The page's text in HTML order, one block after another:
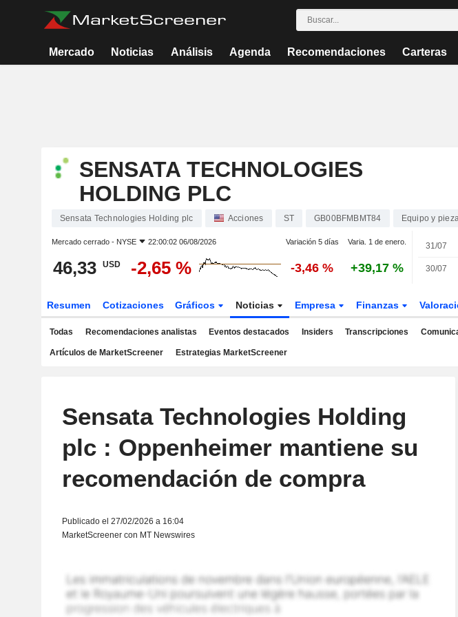
Mercado Noticias Análisis Agenda Recomendaciones Carteras
SENSATA TECHNOLOGIES
HOLDING PLC
Sensata Technologies Holding plc Acciones ST GB00BFMBMT84 Equipo y
Mercado cerrado - NYSE 22:00:02 06/08/2026 Variación 5 días Varia. 1 de enero.
46,33 USD -2,65 % -3,46 % +39,17 %
31/07
30/07
Resumen Cotizaciones Gráficos Noticias Empresa Finanzas
Todas Recomendaciones analistas Eventos destacados Insiders Transcripciones
Artículos de MarketScreener Estrategias MarketScreener
Sensata Technologies Holding
plc : Oppenheimer mantiene su
recomendación de compra
Publicado el 27/02/2026 a 16:04
MarketScreener con MT Newswires